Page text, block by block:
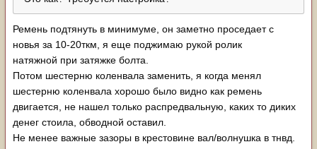
Ремень подтянуть в минимуме, он заметно проседает с
новья за 10-20ткм, я еще поджимаю рукой ролик
натяжной при затяжке болта.
Потом шестерню коленвала заменить, я когда менял
шестерню коленвала хорошо было видно как ремень
двигается, не нашел только распредвальную, каких то диких
денег стоила, обводной оставил.
Не менее важные зазоры в крестовине вал/волнушка в тнвд.